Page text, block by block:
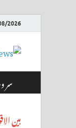
2026
سر
بین